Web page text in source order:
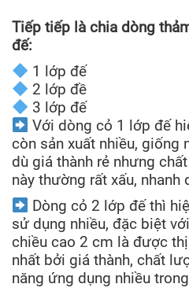
Tiếp tiếp là chia dòng
đế:
1 lớp đế
2 lớp đề
3 lớp đế
Với dòng cỏ 1 lớp đế
còn sản xuất nhiều, giống
dù giá thành rẻ nhưng
này thường rất xấu, nhanh
Dòng cỏ 2 lớp đế thì
sử dụng nhiều, đặc biệt
chiều cao 2 cm là được
nhất bởi giá thành, chất
năng ứng dụng nhiều